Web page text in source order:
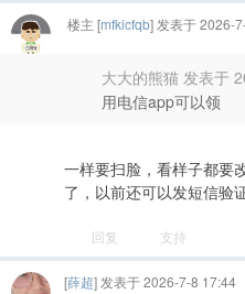
楼主 [mfkicfqb] 发表于 2026-
大大的熊猫 发表于
用电信app可以领
一样要扫脸，看样子都要
了，以前还可以发短信验
回复 支持
[薛超] 发表于 2026-7-8 17:44